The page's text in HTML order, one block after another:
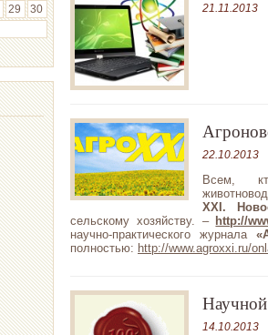
29
30
21.11.2013
22.10.2013
Всем,
XXI.
сельскому хозяйству. – http://
научно-практического журнала
полностью: http://www.agroxxi.ru/
Научной
14.10.2013